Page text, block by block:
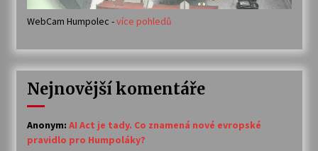
WebCam Humpolec -více pohledů
Nejnovější komentáře
Anonym: AI Act je tady. Co znamená nové evropské
pravidlo pro Humpoláky?